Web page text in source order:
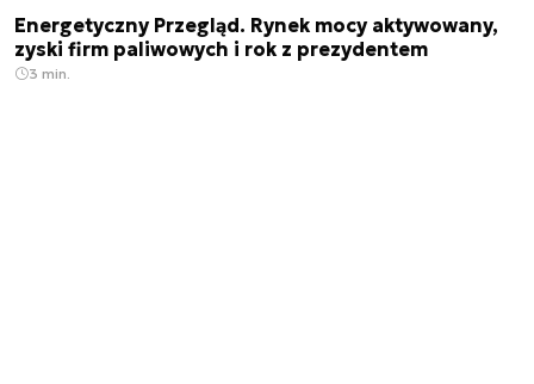
Energetyczny Przegląd. Rynek mocy aktywowany,
zyski firm paliwowych i rok z prezydentem
3 min.